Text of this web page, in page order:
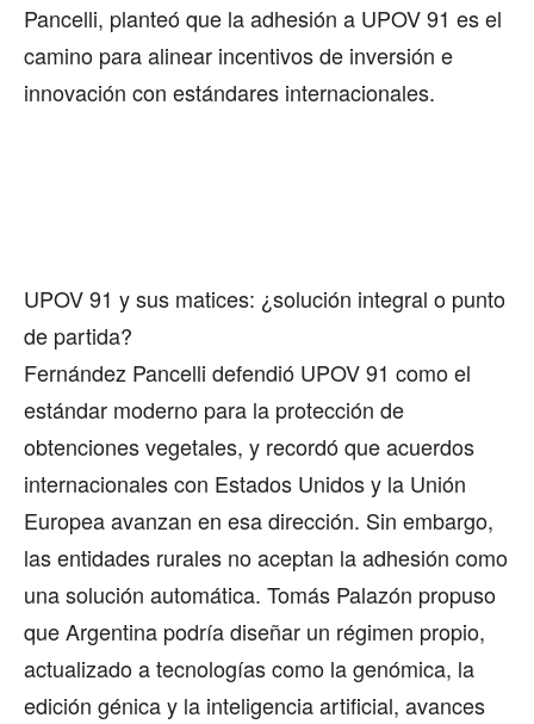
Pancelli, planteó que la adhesión a UPOV 91 es el
camino para alinear incentivos de inversión e
innovación con estándares internacionales.
UPOV 91 y sus matices: ¿solución integral o punto
de partida?
Fernández Pancelli defendió UPOV 91 como el
estándar moderno para la protección de
obtenciones vegetales, y recordó que acuerdos
internacionales con Estados Unidos y la Unión
Europea avanzan en esa dirección. Sin embargo,
las entidades rurales no aceptan la adhesión como
una solución automática. Tomás Palazón propuso
que Argentina podría diseñar un régimen propio,
actualizado a tecnologías como la genómica, la
edición génica y la inteligencia artificial, avances